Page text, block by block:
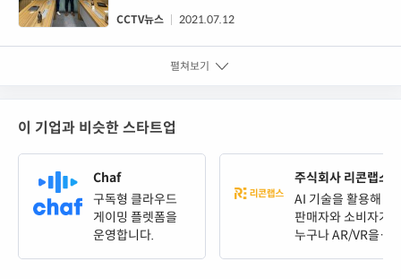
체결했다.최근에 확장 이전한 다후아코리아 사무실에서 진행
코리아 주남진 대표 등 주요 관계자들이 참석한 가운데 진행
CCTV뉴스 2021.07.12
펼쳐보기
이 기업과 비슷한 스타트업
Chaf
구독형 클라우드
게이밍 플렛폼을
운영합니다.
주식회사 리콘랩스
AI 기술을 활용해
판매자와 소비자가
누구나 AR/VR을